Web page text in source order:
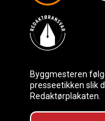
Byggmesteren
presseetikken slik
Redaktørplakaten.